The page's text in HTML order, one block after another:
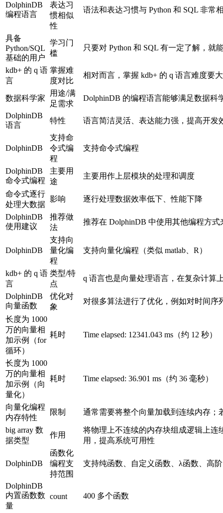
DolphinDB
编程语言
表达习
惯相似
性
语法和表达习惯与 Python 和 SQL 非常
具备
Python/SQL
基础的用户
学习门
槛
只要对 Python 和 SQL 有一定了解，就
kdb+ 的 q 语
言
掌握难
度对比
相对而言，掌握 kdb+ 的 q 语言难度要
数据科学家
用途/满
足需求
DolphinDB 的编程语言能够满足数据科
DolphinDB
语言
特性 语言简洁灵活、表达能力强，提高开
DolphinDB
支持命
令式编
程
支持命令式编程
DolphinDB
命令式编程
主要用
途
主要用作上层模块的处理和调度
命令式逐行
处理大数据
影响 逐行处理数据效率低下、性能下降
DolphinDB
使用建议
推荐做
法
推荐在 DolphinDB 中使用其他编程方式
DolphinDB
支持向
量化编
程
支持向量化编程（类似 matlab、R）
kdb+ 的 q 语
言
类型/特
点
q 语言也是向量处理语言，在复杂计算
DolphinDB
向量函数
优化对
象
对很多算法进行了优化，例如对时间
长度为 1000
万的向量相
加示例（for
循环）
耗时 Time elapsed: 12341.043 ms（约 12 秒）
长度为 1000
万的向量相
加示例（向
量化）
耗时 Time elapsed: 36.901 ms（约 36 毫秒）
向量化编程
内存特性
限制 通常需要将整个向量加载到连续内存
big array 数
据类型
作用
将物理上不连续的内存块组成逻辑上连
用，提高系统可用性
DolphinDB
函数化
编程支
持范围
支持纯函数、自定义函数、λ函数、高
DolphinDB
内置函数数
量
count 400 多个函数